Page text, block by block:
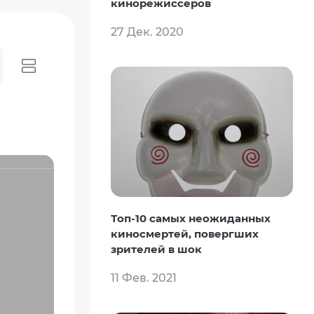
кинорежиссеров
27 Дек. 2020
Топ-10 самых неожиданных
киносмертей, повергших
зрителей в шок
11 Фев. 2021